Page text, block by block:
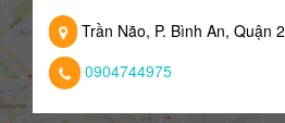
Trần Não, P. Bình An, Quận
0904744975